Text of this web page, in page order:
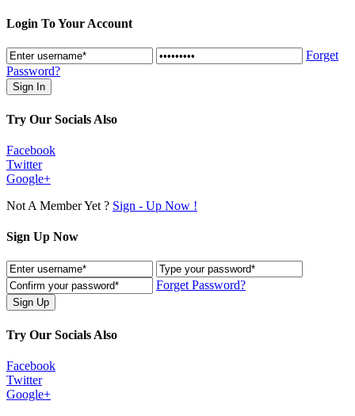
Login To Your Account
Forget
Password?
Try Our Socials Also
Facebook
Twitter
Google+
Not A Member Yet ? Sign - Up Now !
Sign Up Now
Forget Password?
Try Our Socials Also
Facebook
Twitter
Google+